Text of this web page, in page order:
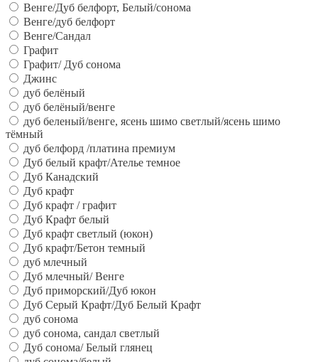
Венге/Дуб белфорт, Белый/сонома
Венге/дуб белфорт
Венге/Сандал
Графит
Графит/ Дуб сонома
Джинс
дуб белёный
дуб белёный/венге
дуб беленый/венге, ясень шимо светлый/ясень шимо
тёмный
дуб белфорд /платина премиум
Дуб белый крафт/Ателье темное
Дуб Канадский
Дуб крафт
Дуб крафт / графит
Дуб Крафт белый
Дуб крафт светлый (юкон)
Дуб крафт/Бетон темный
дуб млечный
Дуб млечный/ Венге
Дуб приморский/Дуб юкон
Дуб Серый Крафт/Дуб Белый Крафт
дуб сонома
дуб сонома, сандал светлый
Дуб сонома/ Белый глянец